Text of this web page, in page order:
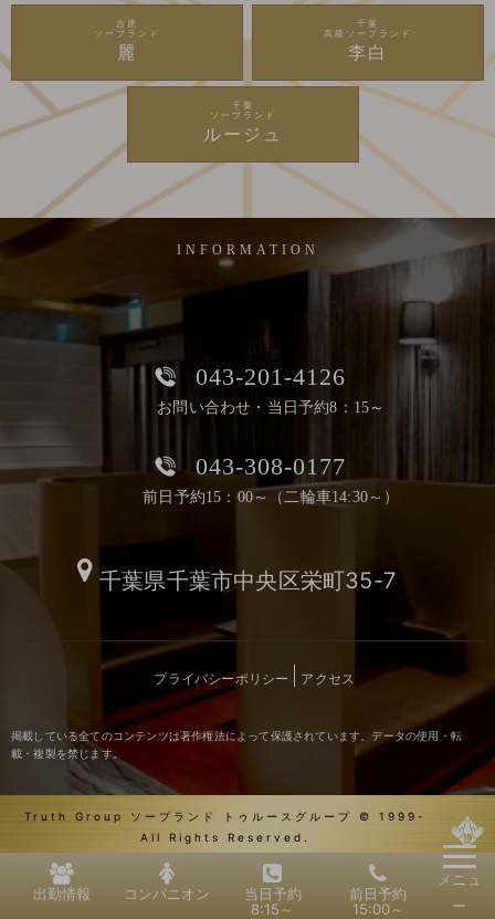
吉原
ソープランド
麗
千葉
高級ソープランド
李白
千葉
ソープランド
ルージュ
INFORMATION
043-201-4126
お問い合わせ・当日予約8：15～
043-308-0177
前日予約15：00～（二輪車14:30～）
千葉県千葉市中央区栄町35-7
プライバシーポリシー アクセス
掲載している全てのコンテンツは著作権法によって保護されています。データの使用・転
載・複製を禁じます。
Truth Group ソープランド トゥルースグループ © 1999-
All Rights Reserved.
メニュ
ー
出勤情報 コンパニオン
当日予約
8:15～
前日予約
15:00～